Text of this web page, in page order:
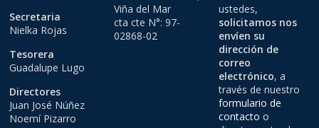
Secretaria
Nielka Rojas
Tesorera
Guadalupe Lugo
Directores
Juan José Núñez
Noemí Pizarro
Viña del Mar
cta cte N°: 97-
02868-02
ustedes,
solicitamos nos
envíen su
dirección de
correo
electrónico, a
través de nuestro
formulario de
contacto o